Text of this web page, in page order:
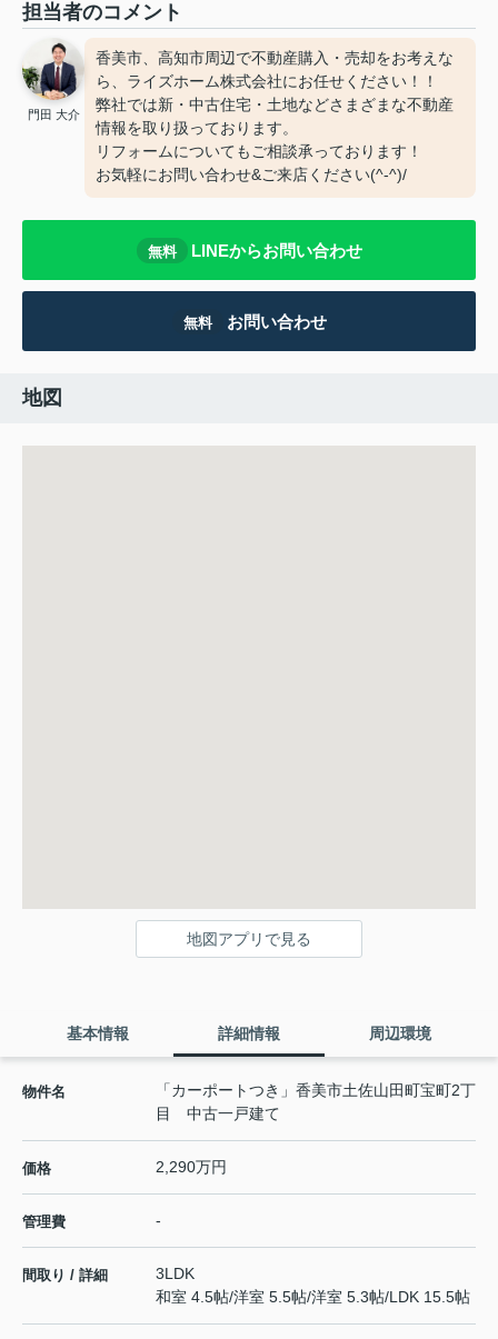
担当者のコメント
門田 大介
香美市、高知市周辺で不動産購入・売却をお考えな
ら、ライズホーム株式会社にお任せください！！
弊社では新・中古住宅・土地などさまざまな不動産
情報を取り扱っております。
リフォームについてもご相談承っております！
お気軽にお問い合わせ&ご来店ください‍(^-^)/
無料 LINEからお問い合わせ
無料 お問い合わせ
地図
地図アプリで見る
基本情報 詳細情報 周辺環境
物件名
「カーポートつき」香美市土佐山田町宝町2丁
目 中古一戸建て
価格 2,290万円
管理費 -
間取り / 詳細
3LDK
和室 4.5帖/洋室 5.5帖/洋室 5.3帖/LDK 15.5帖